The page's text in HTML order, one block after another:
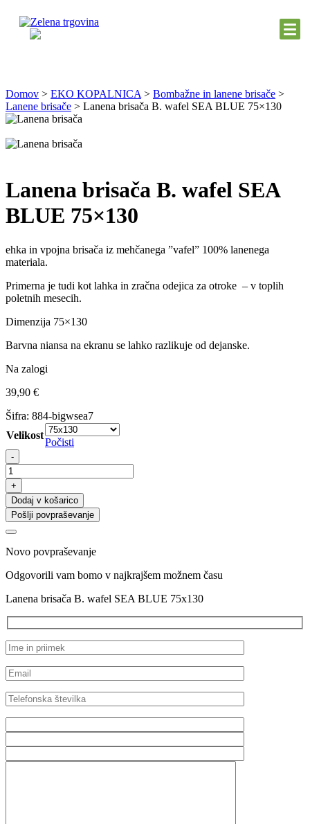
Domov > EKO KOPALNICA > Bombažne in lanene brisače >
Lanene brisače > Lanena brisača B. wafel SEA BLUE 75×130
Lanena brisača B. wafel SEA
BLUE 75×130
ehka in vpojna brisača iz mehčanega ”vafel” 100% lanenega
materiala.
Primerna je tudi kot lahka in zračna odejica za otroke – v toplih
poletnih mesecih.
Dimenzija 75×130
Barvna niansa na ekranu se lahko razlikuje od dejanske.
Na zalogi
39,90 €
Šifra: 884-bigwsea7
Velikost
Počisti
Lanena
brisača
B.
wafel
SEA
BLUE
75x130
-
+
Dodaj v košarico
Pošlji povpraševanje
Novo povpraševanje
Odgovorili vam bomo v najkrajšem možnem času
Lanena brisača B. wafel SEA BLUE 75x130